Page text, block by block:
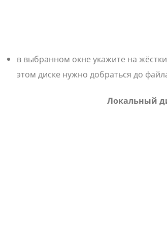
в выбранном окне укажите на
этом диске нужно добраться до
Локальный